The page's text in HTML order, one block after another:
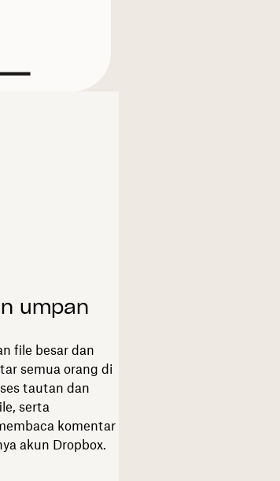
umpan
file besar dan
semua orang di
tautan dan
serta
komentar
akun Dropbox.